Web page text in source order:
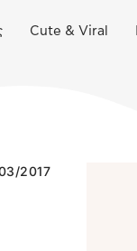
Cute & Viral
2017